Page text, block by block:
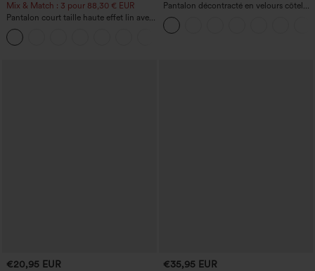
Mix & Match : 3 pour 88,30 € EUR
Pantalon court taille haute effet lin avec
poche zippée
Pantalon décontracté en velours côtelé,
taille mi-haute, poche zippée
€20,95 EUR €35,95 EUR